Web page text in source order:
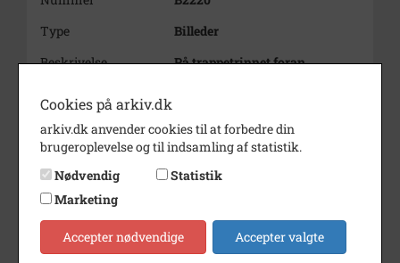
Type
Billeder
Beskrivelse
På trappetrinnet foran
Periode
1945 - 1946
Fotograf
Størrelse
Se på kort
Arkiv
Lokalhistorisk Arkiv for Korsør
Cookies på arkiv.dk
arkiv.dk anvender cookies til at forbedre din
brugeroplevelse og til indsamling af statistik.
Nødvendig
Statistik
Marketing
Accepter nødvendige Accepter valgte